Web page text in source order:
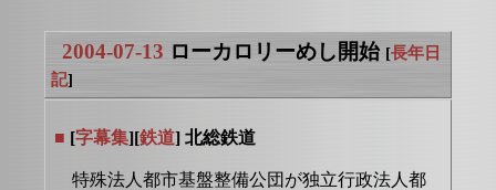
2004-07-13 ローカロリーめし開始 [長年日
記]
■ [字幕集][鉄道] 北総鉄道
特殊法人都市基盤整備公団が独立行政法人都